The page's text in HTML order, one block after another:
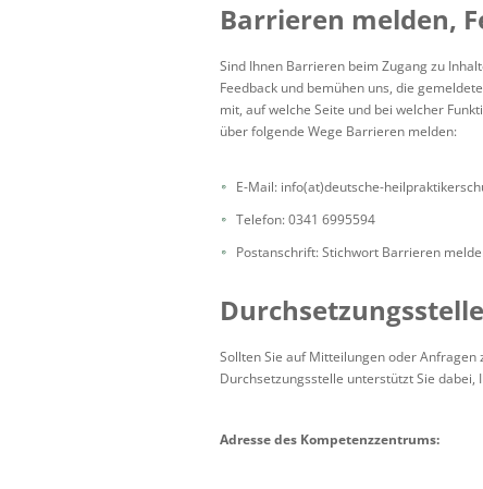
Barrieren melden,
Sind Ihnen Barrieren beim Zugang zu
Feedback und bemühen uns, die
mit, auf welche Seite und bei welcher
über folgende Wege Barrieren melden:
E-Mail: info(at)deutsche-
Telefon: 0341 6995594
Postanschrift: Stichwort Barrieren
Durchsetzungsstelle
Sollten Sie auf Mitteilungen oder
Durchsetzungsstelle unterstützt Sie dabei,
Adresse des Kompetenzzentrums: